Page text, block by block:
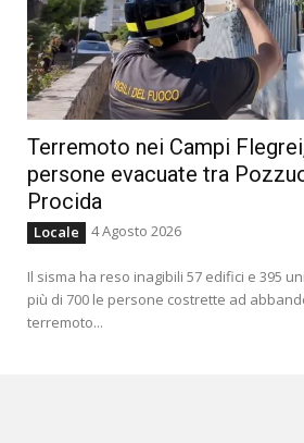
Terremoto nei Campi
persone evacuate tra
Procida
Locale 4 Agosto 2026
Il sisma ha reso inagibili 57 edifici e 395
più di 700 le persone costrette ad
terremoto...